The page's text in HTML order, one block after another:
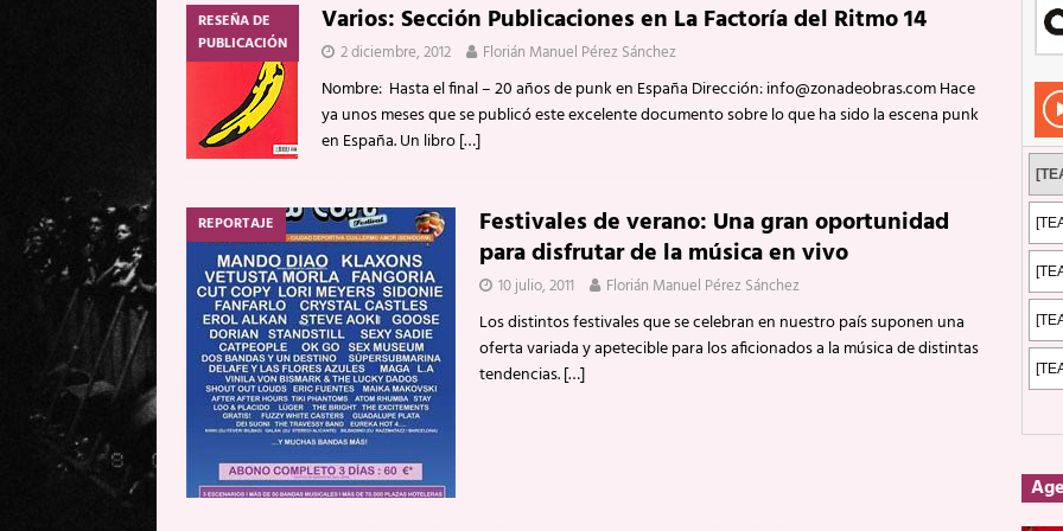
[ 20 mayo, 2026 ] XpresidentX: Rockeros certificados
ENTREVISTAS
[ 17 mayo, 2026 ]
[ 17 mayo, 2026 ] Fito & Fitipaldis: Su ‘aullido’ retumbó ferozmente en Fuengirola.
REPORTAJES
[ 5 agosto, 2026 ] Florent Gorges: La historia de Nintendo Vol. 2
RESEÑA DE
PUBLICACIÓN
Varios: Sección Publicaciones en La Factoría del Ritmo 14
2 diciembre, 2012 Florián Manuel Pérez Sánchez
Nombre: Hasta el final – 20 años de punk en España Dirección: info@zonadeobras.com Hace
ya unos meses que se publicó este excelente documento sobre lo que ha sido la escena punk
en España. Un libro[…]
REPORTAJE
Festivales de verano: Una gran oportunidad
para disfrutar de la música en vivo
10 julio, 2011 Florián Manuel Pérez Sánchez
Los distintos festivales que se celebran en nuestro país suponen una
oferta variada y apetecible para los aficionados a la música de distintas
tendencias.[…]